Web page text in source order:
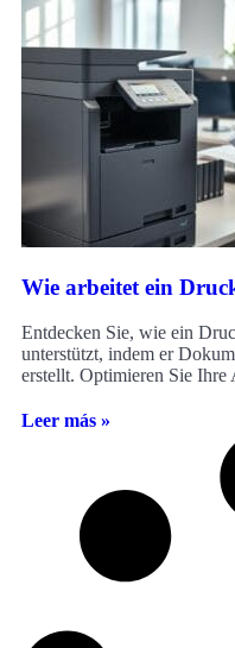
Wie arbeitet ein
Entdecken Sie, wie ein
unterstützt, indem er
erstellt. Optimieren Sie Ihre
Leer más »